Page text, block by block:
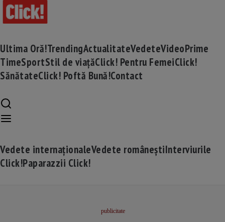
Ultima Oră!TrendingActualitateVedeteVideoPrime
TimeSportStil de viațăClick! Pentru FemeiClick!
SănătateClick! Poftă Bună!Contact
Vedete internaționaleVedete româneștiInterviurile
Click!Paparazzii Click!